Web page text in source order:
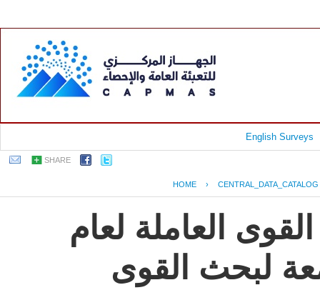
English Surveys
SHARE
HOME › CENTRAL_DATA_CATALOG
العاملة لعام
لبحث القوى